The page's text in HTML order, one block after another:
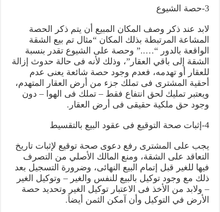
3-حصة الشيوع
لابد عند ذكر وصف المكان المبيع أن يتم ذكر الحصة
المشاعة المرتبطة بذلك المكان “مثال تم بيع الشقة
الواقعة بالدور “…..” وحصة على الشيوع تقدر بنسبة
الشقة إلى باقي العقار”، وذلك لأنه فى حالة حدوث إزالة
للعقار أو تهدمه، فعدم وجود حصة شائعة يعنى عدم
أحقية المشترى فى تملك جزء من أرض العقار المتهدم،
ويعتبر تمليك لحق انتفاع فقط – تملك فى الهوا – دون
وجود حق ملكية حقيقى فى أرض العقار.
4-إثبات صحة التوقيع فى عقود البيع بالتقسيط
يجب على المشترى رفع دعوى صحة توقيع لإثبات تاريخ
التعاقد على الشقة، ومنع المالك الأصلي من التصرف
فيها للغير قبل إتمام البيع النهائى، وضرورة التسجيل بعد
ذلك مع وجود توكيل بالبيع للنفس والغير – وتوكيل الغير
– ولابد من الأخذ فى الاعتبار توكيل الغير وتحديد حصة
الأرض في التوكيل وأن آمكن الثمن أيضاَ.